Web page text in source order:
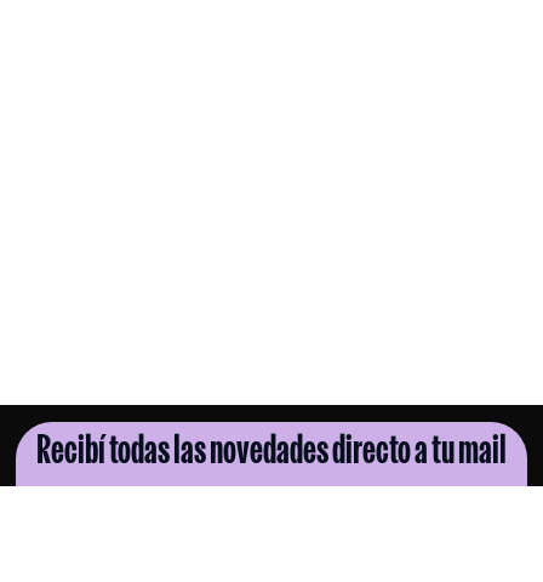
Recibí todas las novedades directo a tu mail